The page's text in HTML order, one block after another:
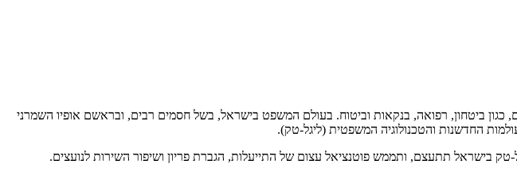
כגון ביטחון, רפואה, בנקאות וביטוח. בעולם המשפט בישראל, בשל חסמים רבים, ובראשם אופיו השמרני
החדשנות והטכנולוגיה המשפטית (ליגל-טק).
בישראל תתעצם, ותממש פוטנציאל עצום של התייעלות, הגברת פריון ושיפור השירות לנועצים.